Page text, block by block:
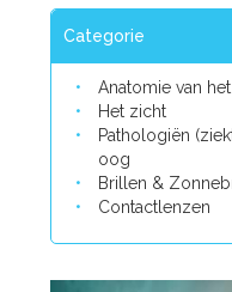
Categorie
Anatomie van
Het zicht
Pathologiën
oog
Brillen &
Contactlenzen